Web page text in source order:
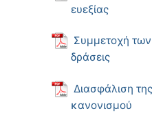
ευεξίας
Συμμετοχή
δράσεις
Διασφάλιση
κανονισμού